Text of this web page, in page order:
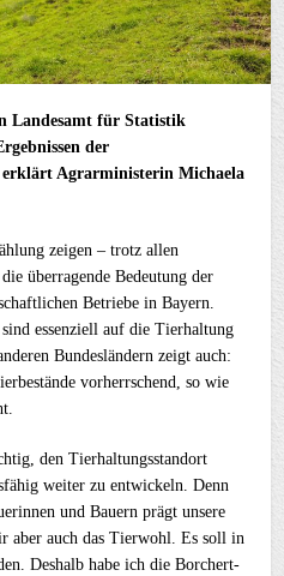
Landesamt für Statistik
der
Agrarministerin Michaela
zeigen – trotz allen
überragende Bedeutung der
Betriebe in Bayern.
essenziell auf die Tierhaltung
Bundesländern zeigt auch:
vorherrschend, so wie
den Tierhaltungsstandort
weiter zu entwickeln. Denn
und Bauern prägt unsere
aber auch das Tierwohl. Es soll in
Deshalb habe ich die Borchert-